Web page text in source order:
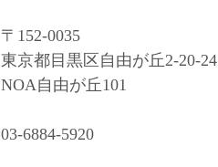
〒152-0035﻿
東京都目黒区自由が丘2-20-24﻿
NOA自由が丘101﻿
03-6884-5920﻿